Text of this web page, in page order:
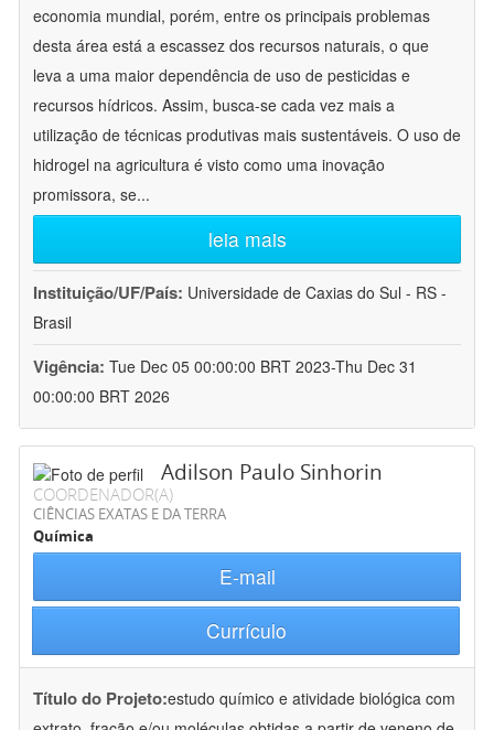
economia mundial, porém, entre os principais problemas
desta área está a escassez dos recursos naturais, o que
leva a uma maior dependência de uso de pesticidas e
recursos hídricos. Assim, busca-se cada vez mais a
utilização de técnicas produtivas mais sustentáveis. O uso de
hidrogel na agricultura é visto como uma inovação
promissora, se...
leia mais
Instituição/UF/País: Universidade de Caxias do Sul - RS -
Brasil
Vigência: Tue Dec 05 00:00:00 BRT 2023-Thu Dec 31
00:00:00 BRT 2026
Adilson Paulo Sinhorin
COORDENADOR(A)
CIÊNCIAS EXATAS E DA TERRA
Química
E-mail
Currículo
Título do Projeto:estudo químico e atividade biológica com